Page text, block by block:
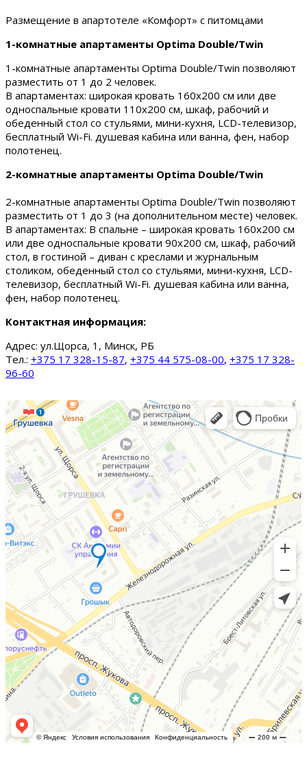
Размещение в апартотеле «Комфорт» с питомцами
1-комнатные апартаменты Optima Double/Twin
1-комнатные апартаменты Optima Double/Twin позволяют
разместить от 1 до 2 человек.
В апартаментах: широкая кровать 160х200 см или две
односпальные кровати 110х200 см, шкаф, рабочий и
обеденный стол со стульями, мини-кухня, LCD-телевизор,
бесплатный Wi-Fi. душевая кабина или ванна, фен, набор
полотенец.
2-комнатные апартаменты Optima Double/Twin
2-комнатные апартаменты Optima Double/Twin позволяют
разместить от 1 до 3 (на дополнительном месте) человек.
В апартаментах: В спальне – широкая кровать 160х200 см
или две односпальные кровати 90х200 см, шкаф, рабочий
стол, в гостиной – диван с креслами и журнальным
столиком, обеденный стол со стульями, мини-кухня, LCD-
телевизор, бесплатный Wi-Fi. душевая кабина или ванна,
фен, набор полотенец.
Контактная информация:
Адрес: ул.Щорса, 1, Минск, РБ
Тел.: +375 17 328-15-87, +375 44 575-08-00, +375 17 328-
96-60